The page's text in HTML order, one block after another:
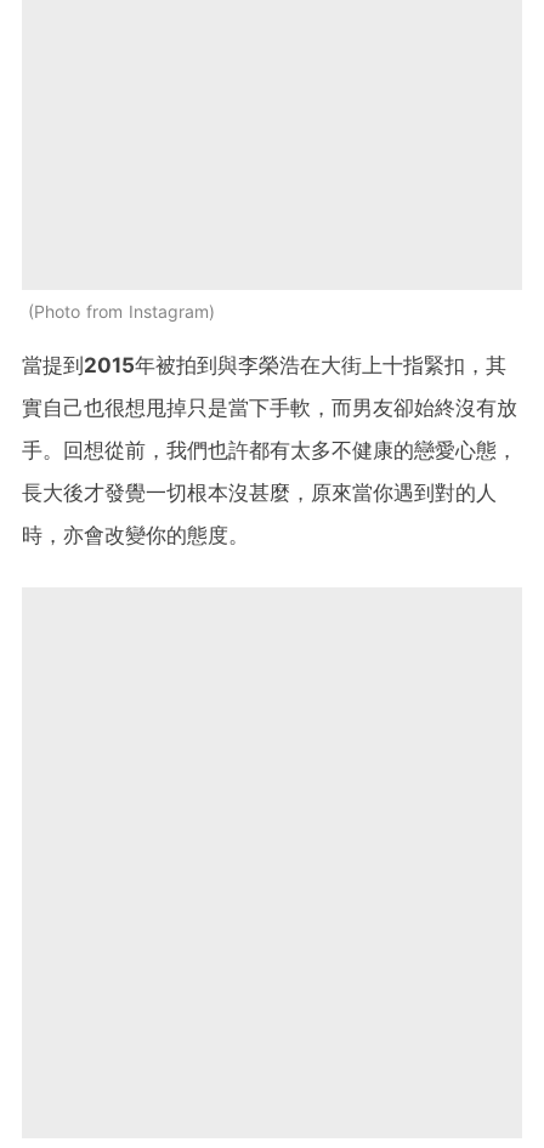
Photo from Instagram
當提到 2015年被拍到與李榮浩在大街上十指緊扣，其
實自己也很想甩掉只是當下手軟，而男友卻始終沒有放
手。回想從前，我們也許都有太多不健康的戀愛心態，
長大後才發覺一切根本沒甚麼，原來當你遇到對的人
時，亦會改變你的態度。